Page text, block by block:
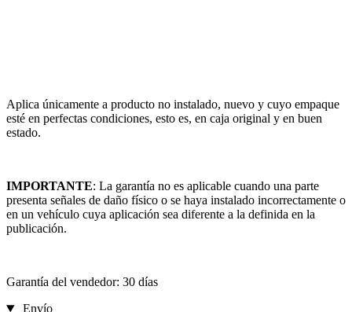
Aplica únicamente a producto no instalado, nuevo y cuyo empaque
esté en perfectas condiciones, esto es, en caja original y en buen
estado.
IMPORTANTE: La garantía no es aplicable cuando una parte
presenta señales de daño físico o se haya instalado incorrectamente o
en un vehículo cuya aplicación sea diferente a la definida en la
publicación.
Garantía del vendedor: 30 días
Envío